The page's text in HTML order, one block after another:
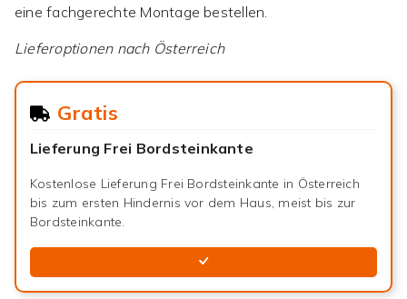
eine fachgerechte Montage bestellen.
Lieferoptionen nach Österreich
Gratis
Lieferung Frei Bordsteinkante
Kostenlose Lieferung Frei Bordsteinkante in Österreich
bis zum ersten Hindernis vor dem Haus, meist bis zur
Bordsteinkante.